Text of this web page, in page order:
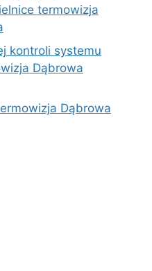
termowizja
kontroli systemu
Dąbrowa
Dąbrowa